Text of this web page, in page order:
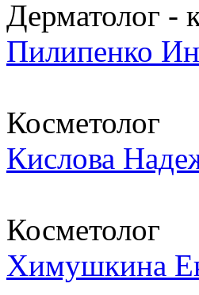
Дерматолог -
Пилипенко
Косметолог
Кислова
Косметолог
Химушкина